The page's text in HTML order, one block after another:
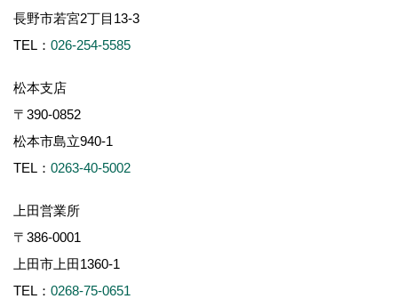
長野市若宮2丁目13-3
TEL： 026-254-5585
松本支店
〒390-0852
松本市島立940-1
TEL： 0263-40-5002
上田営業所
〒386-0001
上田市上田1360-1
TEL： 0268-75-0651